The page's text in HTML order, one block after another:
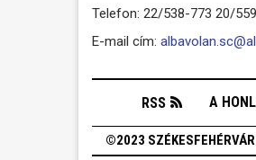
Telefon: 22/538-773 20/
E-mail cím:
RSS A
©2023